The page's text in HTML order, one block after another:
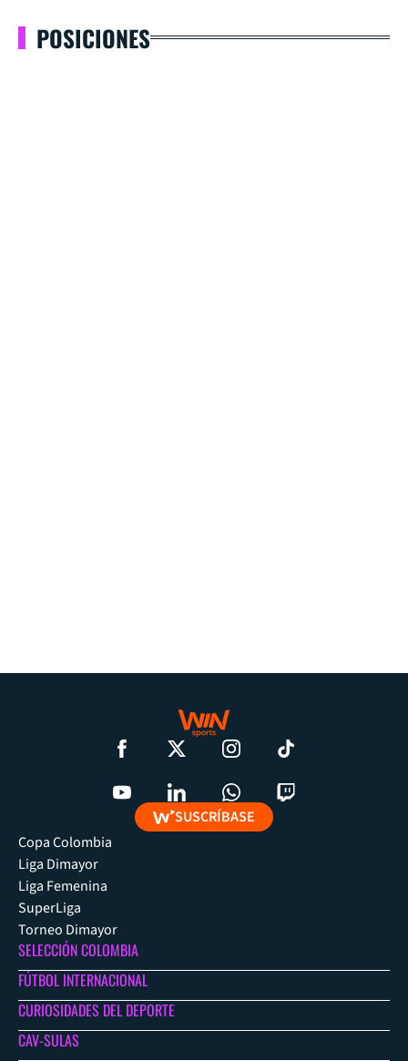
POSICIONES
SUSCRÍBASE
Copa Colombia
Liga Dimayor
Liga Femenina
SuperLiga
Torneo Dimayor
SELECCIÓN COLOMBIA
FÚTBOL INTERNACIONAL
CURIOSIDADES DEL DEPORTE
CAV-SULAS